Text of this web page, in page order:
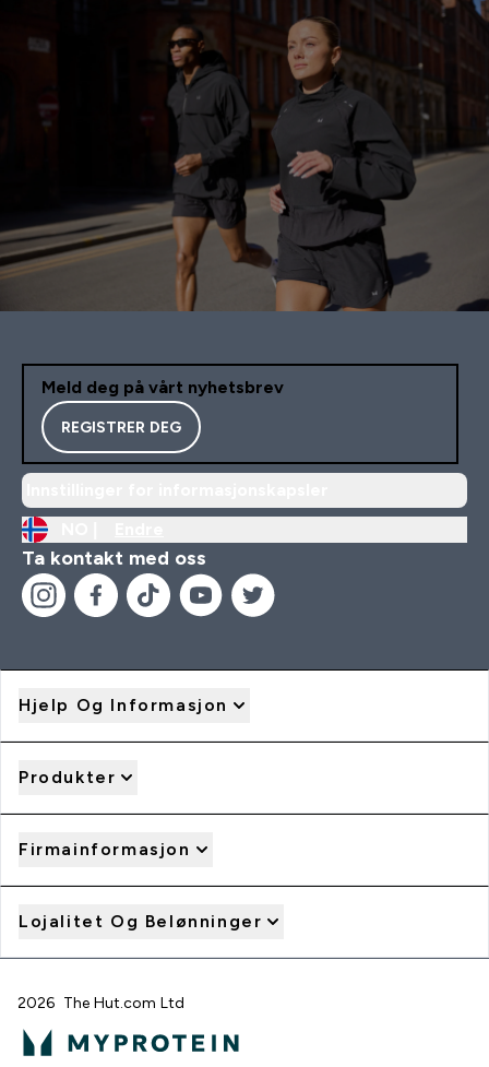
Meld deg på vårt nyhetsbrev
REGISTRER DEG
Ta kontakt med oss
Hjelp Og Informasjon
Produkter
Firmainformasjon
Lojalitet Og Belønninger
2026 The Hut.com Ltd